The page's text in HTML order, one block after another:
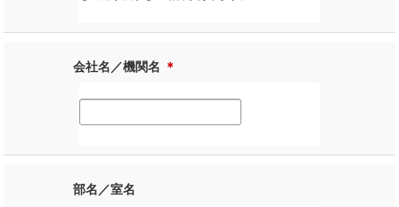
会社名／機関名 ＊
部名／室名